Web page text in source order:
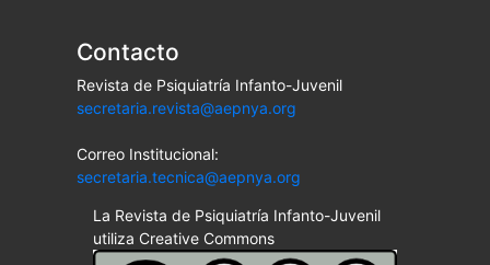
Contacto
Revista de Psiquiatría Infanto-Juvenil
secretaria.revista@aepnya.org
Correo Institucional:
secretaria.tecnica@aepnya.org
La Revista de Psiquiatría Infanto-Juvenil
utiliza Creative Commons